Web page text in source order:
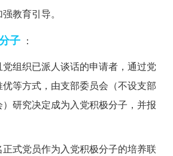
教育引导。
子 ：
组织已派人谈话的申请者，通过党
等方式，由支部委员会（不设支部
研究决定成为入党积极分子，并报
式党员作为入党积极分子的培养联